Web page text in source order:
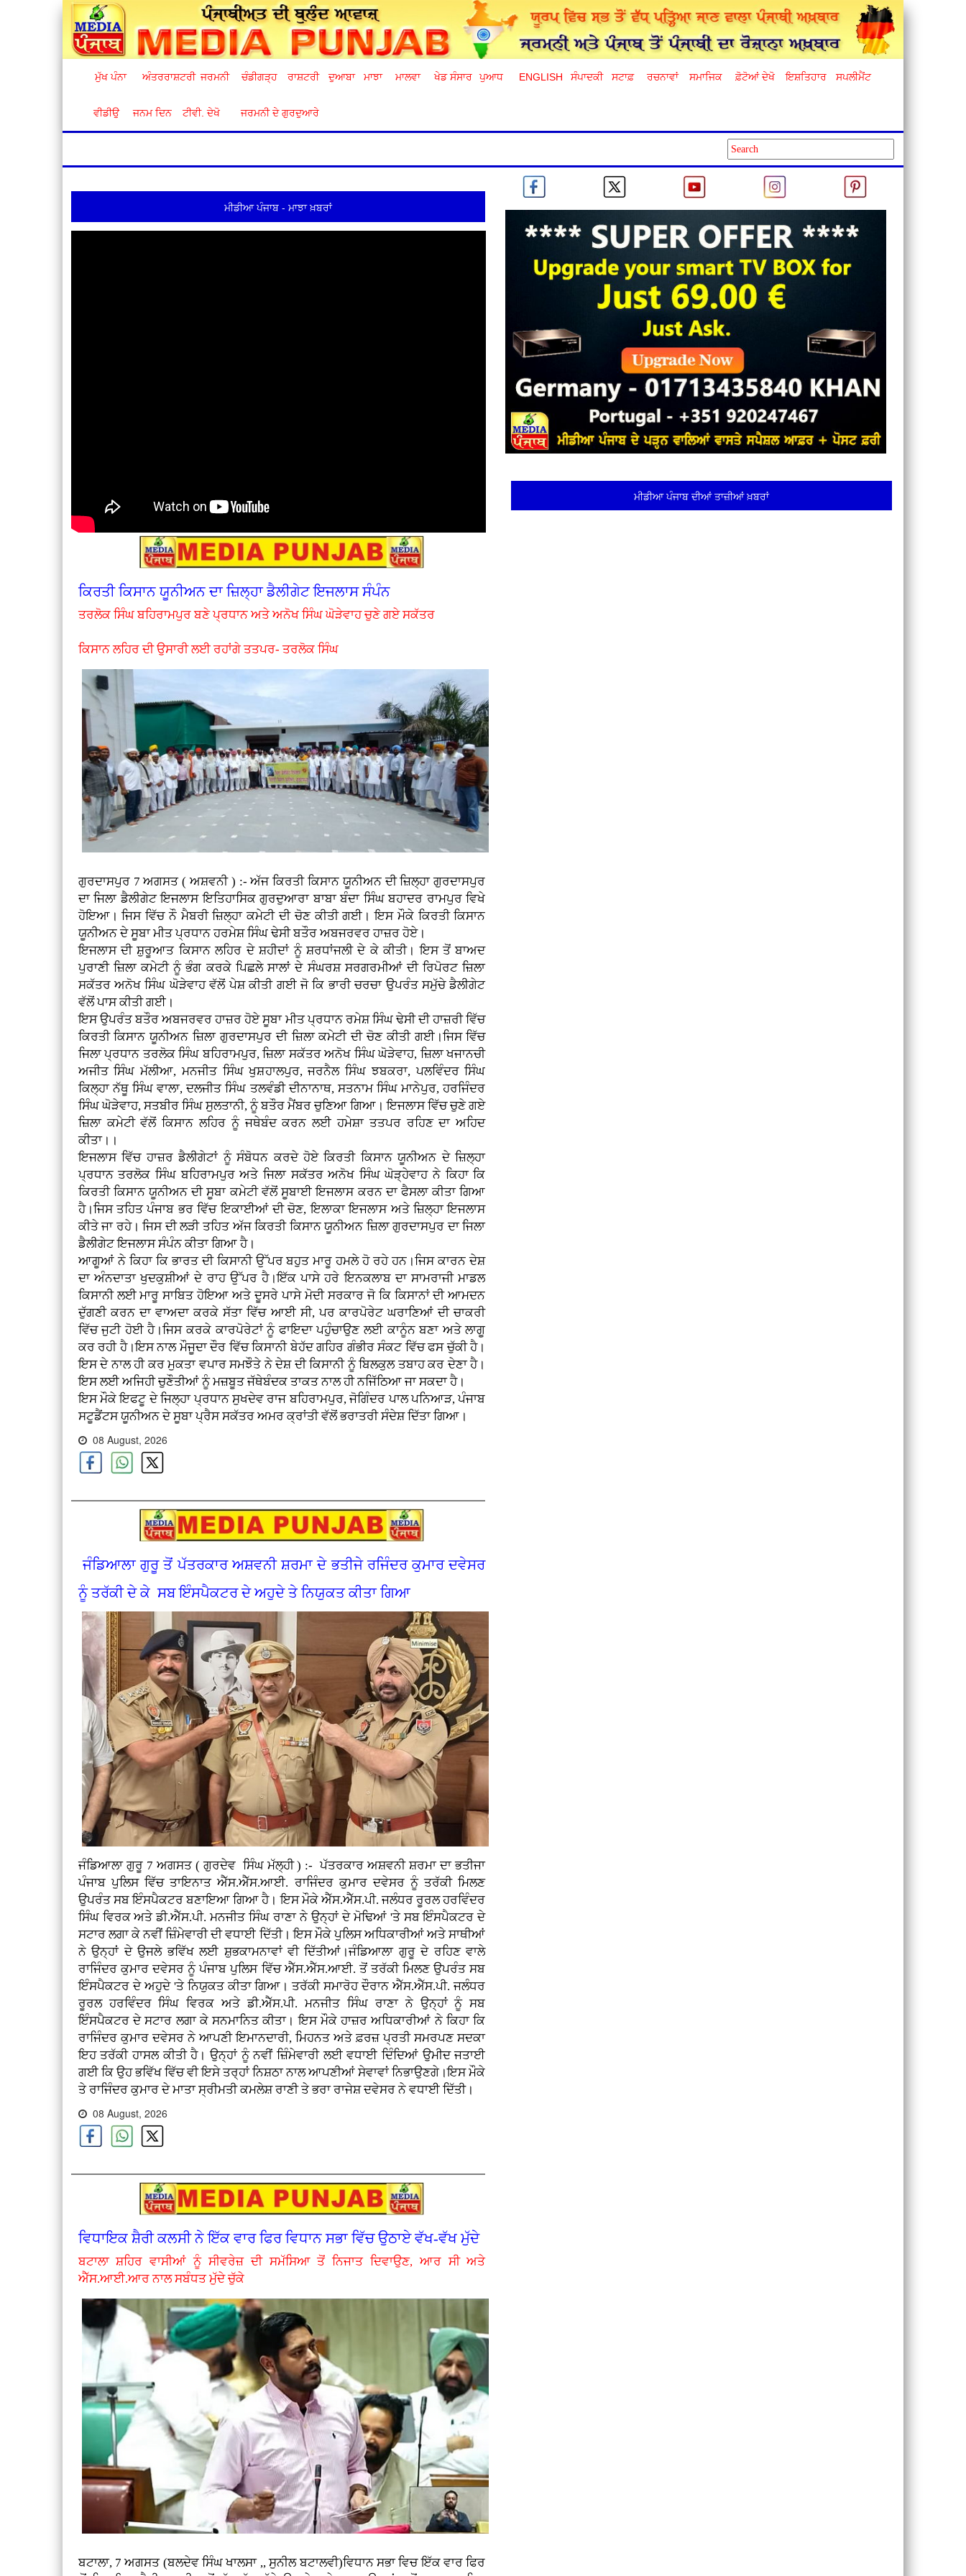
ਮੁੱਖ ਪੰਨਾ ਅੰਤਰਰਾਸ਼ਟਰੀ ਜਰਮਨੀ ਚੰਡੀਗੜ੍ਹ ਰਾਸ਼ਟਰੀ ਦੁਆਬਾ ਮਾਝਾ ਮਾਲਵਾ ਖੇਡ ਸੰਸਾਰ ਪੁਆਧ ENGLISH ਸੰਪਾਦਕੀ ਸਟਾਫ਼ ਰਚਨਾਵਾਂ ਸਮਾਜਿਕ ਫ਼ੋਟੋਆਂ ਦੇਖੋ ਇਸ਼ਤਿਹਾਰ ਸਪਲੀਮੈਂਟ
ਵੀਡੀਉ ਜਨਮ ਦਿਨ ਟੀਵੀ. ਦੇਖੋ ਜਰਮਨੀ ਦੇ ਗੁਰਦੁਆਰੇ
ਮੀਡੀਆ ਪੰਜਾਬ - ਮਾਝਾ ਖ਼ਬਰਾਂ
ਕਿਰਤੀ ਕਿਸਾਨ ਯੂਨੀਅਨ ਦਾ ਜ਼ਿਲ੍ਹਾ ਡੈਲੀਗੇਟ ਇਜਲਾਸ ਸੰਪੰਨ
ਤਰਲੋਕ ਸਿੰਘ ਬਹਿਰਾਮਪੁਰ ਬਣੇ ਪ੍ਰਧਾਨ ਅਤੇ ਅਨੋਖ ਸਿੰਘ ਘੋੜੇਵਾਹ ਚੁਣੇ ਗਏ ਸਕੱਤਰ
ਕਿਸਾਨ ਲਹਿਰ ਦੀ ਉਸਾਰੀ ਲਈ ਰਹਾਂਗੇ ਤਤਪਰ- ਤਰਲੋਕ ਸਿੰਘ
ਗੁਰਦਾਸਪੁਰ 7 ਅਗਸਤ ( ਅਸ਼ਵਨੀ ) :- ਅੱਜ ਕਿਰਤੀ ਕਿਸਾਨ ਯੂਨੀਅਨ ਦੀ ਜ਼ਿਲ੍ਹਾ ਗੁਰਦਾਸਪੁਰ
ਦਾ ਜਿਲਾ ਡੈਲੀਗੇਟ ਇਜਲਾਸ ਇਤਿਹਾਸਿਕ ਗੁਰਦੁਆਰਾ ਬਾਬਾ ਬੰਦਾ ਸਿੰਘ ਬਹਾਦਰ ਰਾਮਪੁਰ ਵਿਖੇ
ਹੋਇਆ। ਜਿਸ ਵਿੱਚ ਨੌ ਮੈਬਰੀ ਜ਼ਿਲ੍ਹਾ ਕਮੇਟੀ ਦੀ ਚੋਣ ਕੀਤੀ ਗਈ। ਇਸ ਮੌਕੇ ਕਿਰਤੀ ਕਿਸਾਨ
ਯੂਨੀਅਨ ਦੇ ਸੂਬਾ ਮੀਤ ਪ੍ਰਧਾਨ ਹਰਮੇਸ਼ ਸਿੰਘ ਢੇਸੀ ਬਤੌਰ ਅਬਜਰਵਰ ਹਾਜ਼ਰ ਹੋਏ।
ਇਜਲਾਸ ਦੀ ਸ਼ੁਰੂਆਤ ਕਿਸਾਨ ਲਹਿਰ ਦੇ ਸ਼ਹੀਦਾਂ ਨੂੰ ਸ਼ਰਧਾਂਜਲੀ ਦੇ ਕੇ ਕੀਤੀ। ਇਸ ਤੋਂ ਬਾਅਦ
ਪੁਰਾਣੀ ਜ਼ਿਲਾ ਕਮੇਟੀ ਨੂੰ ਭੰਗ ਕਰਕੇ ਪਿਛਲੇ ਸਾਲਾਂ ਦੇ ਸੰਘਰਸ਼ ਸਰਗਰਮੀਆਂ ਦੀ ਰਿਪੋਰਟ ਜ਼ਿਲਾ
ਸਕੱਤਰ ਅਨੋਖ ਸਿੰਘ ਘੋੜੇਵਾਹ ਵੱਲੋਂ ਪੇਸ਼ ਕੀਤੀ ਗਈ ਜੋ ਕਿ ਭਾਰੀ ਚਰਚਾ ਉਪਰੰਤ ਸਮੁੱਚੇ ਡੈਲੀਗੇਟ
ਵੱਲੋਂ ਪਾਸ ਕੀਤੀ ਗਈ।
ਇਸ ਉਪਰੰਤ ਬਤੌਰ ਅਬਜਰਵਰ ਹਾਜ਼ਰ ਹੋਏ ਸੂਬਾ ਮੀਤ ਪ੍ਰਧਾਨ ਰਮੇਸ਼ ਸਿੰਘ ਢੇਸੀ ਦੀ ਹਾਜ਼ਰੀ ਵਿੱਚ
ਕਿਰਤੀ ਕਿਸਾਨ ਯੂਨੀਅਨ ਜ਼ਿਲਾ ਗੁਰਦਾਸਪੁਰ ਦੀ ਜ਼ਿਲਾ ਕਮੇਟੀ ਦੀ ਚੋਣ ਕੀਤੀ ਗਈ।ਜਿਸ ਵਿੱਚ
ਜਿਲਾ ਪ੍ਰਧਾਨ ਤਰਲੋਕ ਸਿੰਘ ਬਹਿਰਾਮਪੁਰ, ਜ਼ਿਲਾ ਸਕੱਤਰ ਅਨੋਖ ਸਿੰਘ ਘੋੜੇਵਾਹ, ਜ਼ਿਲਾ ਖਜਾਨਚੀ
ਅਜੀਤ ਸਿੰਘ ਮੱਲੀਆ, ਮਨਜੀਤ ਸਿੰਘ ਖੁਸ਼ਹਾਲਪੁਰ, ਜਰਨੈਲ ਸਿੰਘ ਝਬਕਰਾ, ਪਲਵਿੰਦਰ ਸਿੰਘ
ਕਿਲ੍ਹਾ ਨੱਥੂ ਸਿੰਘ ਵਾਲਾ, ਦਲਜੀਤ ਸਿੰਘ ਤਲਵੰਡੀ ਦੀਨਾਨਾਥ, ਸਤਨਾਮ ਸਿੰਘ ਮਾਨੇਪੁਰ, ਹਰਜਿੰਦਰ
ਸਿੰਘ ਘੋੜੇਵਾਹ, ਸਤਬੀਰ ਸਿੰਘ ਸੁਲਤਾਨੀ, ਨੂੰ ਬਤੌਰ ਮੈਂਬਰ ਚੁਣਿਆ ਗਿਆ। ਇਜਲਾਸ ਵਿੱਚ ਚੁਣੇ ਗਏ
ਜ਼ਿਲਾ ਕਮੇਟੀ ਵੱਲੋਂ ਕਿਸਾਨ ਲਹਿਰ ਨੂੰ ਜਥੇਬੰਦ ਕਰਨ ਲਈ ਹਮੇਸ਼ਾ ਤਤਪਰ ਰਹਿਣ ਦਾ ਅਹਿਦ
ਕੀਤਾ।।
ਇਜਲਾਸ ਵਿੱਚ ਹਾਜ਼ਰ ਡੈਲੀਗੇਟਾਂ ਨੂੰ ਸੰਬੋਧਨ ਕਰਦੇ ਹੋਏ ਕਿਰਤੀ ਕਿਸਾਨ ਯੂਨੀਅਨ ਦੇ ਜ਼ਿਲ੍ਹਾ
ਪ੍ਰਧਾਨ ਤਰਲੋਕ ਸਿੰਘ ਬਹਿਰਾਮਪੁਰ ਅਤੇ ਜਿਲਾ ਸਕੱਤਰ ਅਨੋਖ ਸਿੰਘ ਘੋੜ੍ਹੇਵਾਹ ਨੇ ਕਿਹਾ ਕਿ
ਕਿਰਤੀ ਕਿਸਾਨ ਯੂਨੀਅਨ ਦੀ ਸੂਬਾ ਕਮੇਟੀ ਵੱਲੋਂ ਸੂਬਾਈ ਇਜਲਾਸ ਕਰਨ ਦਾ ਫੈਸਲਾ ਕੀਤਾ ਗਿਆ
ਹੈ।ਜਿਸ ਤਹਿਤ ਪੰਜਾਬ ਭਰ ਵਿੱਚ ਇਕਾਈਆਂ ਦੀ ਚੋਣ, ਇਲਾਕਾ ਇਜਲਾਸ ਅਤੇ ਜ਼ਿਲ੍ਹਾ ਇਜਲਾਸ
ਕੀਤੇ ਜਾ ਰਹੇ। ਜਿਸ ਦੀ ਲੜੀ ਤਹਿਤ ਅੱਜ ਕਿਰਤੀ ਕਿਸਾਨ ਯੂਨੀਅਨ ਜ਼ਿਲਾ ਗੁਰਦਾਸਪੁਰ ਦਾ ਜਿਲਾ
ਡੈਲੀਗੇਟ ਇਜਲਾਸ ਸੰਪੰਨ ਕੀਤਾ ਗਿਆ ਹੈ।
ਆਗੂਆਂ ਨੇ ਕਿਹਾ ਕਿ ਭਾਰਤ ਦੀ ਕਿਸਾਨੀ ਉੱਪਰ ਬਹੁਤ ਮਾਰੂ ਹਮਲੇ ਹੋ ਰਹੇ ਹਨ।ਜਿਸ ਕਾਰਨ ਦੇਸ਼
ਦਾ ਅੰਨਦਾਤਾ ਖੁਦਕੁਸ਼ੀਆਂ ਦੇ ਰਾਹ ਉੱਪਰ ਹੈ।ਇੱਕ ਪਾਸੇ ਹਰੇ ਇਨਕਲਾਬ ਦਾ ਸਾਮਰਾਜੀ ਮਾਡਲ
ਕਿਸਾਨੀ ਲਈ ਮਾਰੂ ਸਾਬਿਤ ਹੋਇਆ ਅਤੇ ਦੂਸਰੇ ਪਾਸੇ ਮੋਦੀ ਸਰਕਾਰ ਜੋ ਕਿ ਕਿਸਾਨਾਂ ਦੀ ਆਮਦਨ
ਦੁੱਗਣੀ ਕਰਨ ਦਾ ਵਾਅਦਾ ਕਰਕੇ ਸੱਤਾ ਵਿੱਚ ਆਈ ਸੀ, ਪਰ ਕਾਰਪੋਰੇਟ ਘਰਾਣਿਆਂ ਦੀ ਚਾਕਰੀ
ਵਿੱਚ ਜੁਟੀ ਹੋਈ ਹੈ।ਜਿਸ ਕਰਕੇ ਕਾਰਪੋਰੇਟਾਂ ਨੂੰ ਫਾਇਦਾ ਪਹੁੰਚਾਉਣ ਲਈ ਕਾਨੂੰਨ ਬਣਾ ਅਤੇ ਲਾਗੂ
ਕਰ ਰਹੀ ਹੈ।ਇਸ ਨਾਲ ਮੌਜੂਦਾ ਦੌਰ ਵਿੱਚ ਕਿਸਾਨੀ ਬੇਹੱਦ ਗਹਿਰ ਗੰਭੀਰ ਸੰਕਟ ਵਿੱਚ ਫਸ ਚੁੱਕੀ ਹੈ।
ਇਸ ਦੇ ਨਾਲ ਹੀ ਕਰ ਮੁਕਤਾ ਵਪਾਰ ਸਮਝੌਤੇ ਨੇ ਦੇਸ਼ ਦੀ ਕਿਸਾਨੀ ਨੂੰ ਬਿਲਕੁਲ ਤਬਾਹ ਕਰ ਦੇਣਾ ਹੈ।
ਇਸ ਲਈ ਅਜਿਹੀ ਚੁਣੌਤੀਆਂ ਨੂੰ ਮਜ਼ਬੂਤ ਜੱਥੇਬੰਦਕ ਤਾਕਤ ਨਾਲ ਹੀ ਨਜਿੱਠਿਆ ਜਾ ਸਕਦਾ ਹੈ।
ਇਸ ਮੌਕੇ ਇਫਟੂ ਦੇ ਜਿਲ੍ਹਾ ਪ੍ਰਧਾਨ ਸੁਖਦੇਵ ਰਾਜ ਬਹਿਰਾਮਪੁਰ, ਜੋਗਿੰਦਰ ਪਾਲ ਪਨਿਆੜ, ਪੰਜਾਬ
ਸਟੂਡੈਂਟਸ ਯੂਨੀਅਨ ਦੇ ਸੂਬਾ ਪ੍ਰੈਸ ਸਕੱਤਰ ਅਮਰ ਕ੍ਰਾਂਤੀ ਵੱਲੋਂ ਭਰਾਤਰੀ ਸੰਦੇਸ਼ ਦਿੱਤਾ ਗਿਆ।
08 August, 2026
ਜੰਡਿਆਲਾ ਗੁਰੂ ਤੋਂ ਪੱਤਰਕਾਰ ਅਸ਼ਵਨੀ ਸ਼ਰਮਾ ਦੇ ਭਤੀਜੇ ਰਜਿੰਦਰ ਕੁਮਾਰ ਦਵੇਸਰ
ਨੂੰ ਤਰੱਕੀ ਦੇ ਕੇ ਸਬ ਇੰਸਪੈਕਟਰ ਦੇ ਅਹੁਦੇ ਤੇ ਨਿਯੁਕਤ ਕੀਤਾ ਗਿਆ
ਜੰਡਿਆਲਾ ਗੁਰੂ 7 ਅਗਸਤ ( ਗੁਰਦੇਵ ਸਿੰਘ ਮੱਲ੍ਹੀ ) :- ਪੱਤਰਕਾਰ ਅਸ਼ਵਨੀ ਸ਼ਰਮਾ ਦਾ ਭਤੀਜਾ
ਪੰਜਾਬ ਪੁਲਿਸ ਵਿੱਚ ਤਾਇਨਾਤ ਐੱਸ.ਐੱਸ.ਆਈ. ਰਾਜਿੰਦਰ ਕੁਮਾਰ ਦਵੇਸਰ ਨੂੰ ਤਰੱਕੀ ਮਿਲਣ
ਉਪਰੰਤ ਸਬ ਇੰਸਪੈਕਟਰ ਬਣਾਇਆ ਗਿਆ ਹੈ। ਇਸ ਮੌਕੇ ਐੱਸ.ਐੱਸ.ਪੀ. ਜਲੰਧਰ ਰੂਰਲ ਹਰਵਿੰਦਰ
ਸਿੰਘ ਵਿਰਕ ਅਤੇ ਡੀ.ਐੱਸ.ਪੀ. ਮਨਜੀਤ ਸਿੰਘ ਰਾਣਾ ਨੇ ਉਨ੍ਹਾਂ ਦੇ ਮੋਢਿਆਂ 'ਤੇ ਸਬ ਇੰਸਪੈਕਟਰ ਦੇ
ਸਟਾਰ ਲਗਾ ਕੇ ਨਵੀਂ ਜ਼ਿੰਮੇਵਾਰੀ ਦੀ ਵਧਾਈ ਦਿੱਤੀ। ਇਸ ਮੌਕੇ ਪੁਲਿਸ ਅਧਿਕਾਰੀਆਂ ਅਤੇ ਸਾਥੀਆਂ
ਨੇ ਉਨ੍ਹਾਂ ਦੇ ਉਜਲੇ ਭਵਿੱਖ ਲਈ ਸ਼ੁਭਕਾਮਨਾਵਾਂ ਵੀ ਦਿੱਤੀਆਂ।ਜੰਡਿਆਲਾ ਗੁਰੂ ਦੇ ਰਹਿਣ ਵਾਲੇ
ਰਾਜਿੰਦਰ ਕੁਮਾਰ ਦਵੇਸਰ ਨੂੰ ਪੰਜਾਬ ਪੁਲਿਸ ਵਿੱਚ ਐੱਸ.ਐੱਸ.ਆਈ. ਤੋਂ ਤਰੱਕੀ ਮਿਲਣ ਉਪਰੰਤ ਸਬ
ਇੰਸਪੈਕਟਰ ਦੇ ਅਹੁਦੇ 'ਤੇ ਨਿਯੁਕਤ ਕੀਤਾ ਗਿਆ। ਤਰੱਕੀ ਸਮਾਰੋਹ ਦੌਰਾਨ ਐੱਸ.ਐੱਸ.ਪੀ. ਜਲੰਧਰ
ਰੂਰਲ ਹਰਵਿੰਦਰ ਸਿੰਘ ਵਿਰਕ ਅਤੇ ਡੀ.ਐੱਸ.ਪੀ. ਮਨਜੀਤ ਸਿੰਘ ਰਾਣਾ ਨੇ ਉਨ੍ਹਾਂ ਨੂੰ ਸਬ
ਇੰਸਪੈਕਟਰ ਦੇ ਸਟਾਰ ਲਗਾ ਕੇ ਸਨਮਾਨਿਤ ਕੀਤਾ। ਇਸ ਮੌਕੇ ਹਾਜ਼ਰ ਅਧਿਕਾਰੀਆਂ ਨੇ ਕਿਹਾ ਕਿ
ਰਾਜਿੰਦਰ ਕੁਮਾਰ ਦਵੇਸਰ ਨੇ ਆਪਣੀ ਇਮਾਨਦਾਰੀ, ਮਿਹਨਤ ਅਤੇ ਫ਼ਰਜ਼ ਪ੍ਰਤੀ ਸਮਰਪਣ ਸਦਕਾ
ਇਹ ਤਰੱਕੀ ਹਾਸਲ ਕੀਤੀ ਹੈ। ਉਨ੍ਹਾਂ ਨੂੰ ਨਵੀਂ ਜ਼ਿੰਮੇਵਾਰੀ ਲਈ ਵਧਾਈ ਦਿੰਦਿਆਂ ਉਮੀਦ ਜਤਾਈ
ਗਈ ਕਿ ਉਹ ਭਵਿੱਖ ਵਿੱਚ ਵੀ ਇਸੇ ਤਰ੍ਹਾਂ ਨਿਸ਼ਠਾ ਨਾਲ ਆਪਣੀਆਂ ਸੇਵਾਵਾਂ ਨਿਭਾਉਣਗੇ।ਇਸ ਮੌਕੇ
ਤੇ ਰਾਜਿੰਦਰ ਕੁਮਾਰ ਦੇ ਮਾਤਾ ਸ੍ਰੀਮਤੀ ਕਮਲੇਸ਼ ਰਾਣੀ ਤੇ ਭਰਾ ਰਾਜੇਸ਼ ਦਵੇਸਰ ਨੇ ਵਧਾਈ ਦਿੱਤੀ।
08 August, 2026
ਵਿਧਾਇਕ ਸ਼ੈਰੀ ਕਲਸੀ ਨੇ ਇੱਕ ਵਾਰ ਫਿਰ ਵਿਧਾਨ ਸਭਾ ਵਿੱਚ ਉਠਾਏ ਵੱਖ-ਵੱਖ ਮੁੱਦੇ
ਬਟਾਲਾ ਸ਼ਹਿਰ ਵਾਸੀਆਂ ਨੂੰ ਸੀਵਰੇਜ਼ ਦੀ ਸਮੱਸਿਆ ਤੋਂ ਨਿਜਾਤ ਦਿਵਾਉਣ, ਆਰ ਸੀ ਅਤੇ
ਐੱਸ.ਆਈ.ਆਰ ਨਾਲ ਸਬੰਧਤ ਮੁੱਦੇ ਚੁੱਕੇ
ਬਟਾਲਾ, 7 ਅਗਸਤ (ਬਲਦੇਵ ਸਿੰਘ ਖਾਲਸਾ ,, ਸੁਨੀਲ ਬਟਾਲਵੀ)ਵਿਧਾਨ ਸਭਾ ਵਿਚ ਇੱਕ ਵਾਰ ਫਿਰ
ਮੀਡੀਆ ਪੰਜਾਬ ਦੀਆਂ ਤਾਜ਼ੀਆਂ ਖ਼ਬਰਾਂ